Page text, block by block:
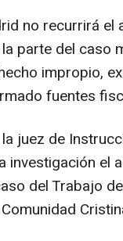
no recurrirá el
parte del caso
impropio,
fuentes
la juez de
investigación el
del Trabajo